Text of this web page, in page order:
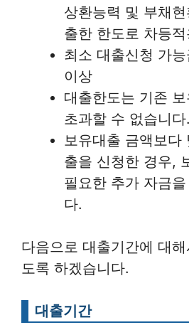
상환능력 및 부채
출한 한도로 차등적
최소 대출신청 가
이상
대출한도는 기존
초과할 수 없습니다.
보유대출 금액보다
출을 신청한 경우,
필요한 추가 자금
다.
다음으로 대출기간에 대
도록 하겠습니다.
대출기간